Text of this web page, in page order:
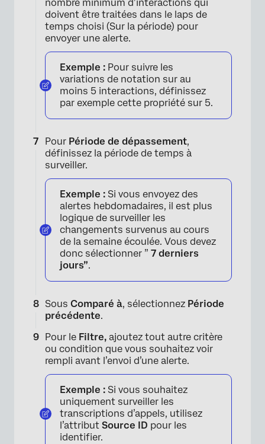
×
nombre minimum d’interactions qui
doivent être traitées dans le laps de
temps choisi (Sur la période) pour
envoyer une alerte.
Exemple : Pour suivre les
variations de notation sur au
moins 5 interactions, définissez
par exemple cette propriété sur 5.
Pour Période de dépassement,
définissez la période de temps à
surveiller.
Exemple : Si vous envoyez des
alertes hebdomadaires, il est plus
logique de surveiller les
changements survenus au cours
de la semaine écoulée. Vous devez
donc sélectionner ” 7 derniers
jours”.
Sous Comparé à, sélectionnez Période
précédente.
Pour le Filtre, ajoutez tout autre critère
ou condition que vous souhaitez voir
rempli avant l’envoi d’une alerte.
Exemple : Si vous souhaitez
uniquement surveiller les
transcriptions d’appels, utilisez
l’attribut Source ID pour les
identifier.